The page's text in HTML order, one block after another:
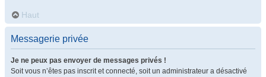
Haut
Messagerie privée
Je ne peux pas envoyer de messages privés !
Soit vous n’êtes pas inscrit et connecté, soit un administrateur a désactivé